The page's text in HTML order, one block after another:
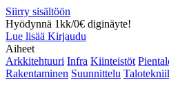
Siirry sisältöön
Hyödynnä 1kk/0€ diginäyte!
Lue lisää Kirjaudu
Aiheet
Arkkitehtuuri Infra Kiinteistöt
Rakentaminen Suunnittelu